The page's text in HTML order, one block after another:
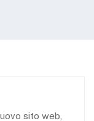
sito web,